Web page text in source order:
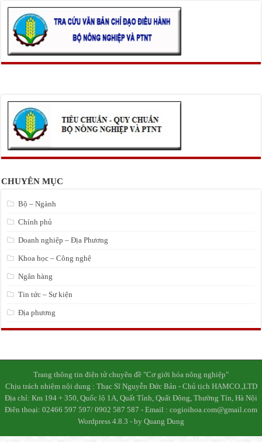
CHUYÊN MỤC
Bộ – Ngành
Chính phủ
Doanh nghiệp – Địa Phương
Khoa học – Công nghệ
Ngân hàng
Tin tức – Sự kiện
Địa phương
Trang thông tin điện tử chuyên đề "Cơ giới hóa nông nghiệp"
Chịu trách nhiệm nội dung : Thạc Sĩ Nguyễn Đức Bản - Chủ tịch HAMCO.,LTD
Địa chỉ: Km 194 + 350, Quốc lộ 1A, Quất Tỉnh, Quất Động, Thường Tín, Hà Nội
Điên thoại: 02466 597 597/ 0902 587 587 - Email : cogioihoa.com@gmail.com
Wordpress 4.8.3 - by Quang Dung